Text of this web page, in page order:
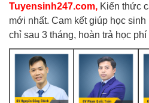
Tuyensinh247.com, Kiến thức
mới nhất. Cam kết giúp học
chỉ sau 3 tháng, hoàn trả học